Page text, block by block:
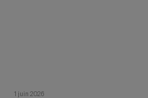
1 juin 2026